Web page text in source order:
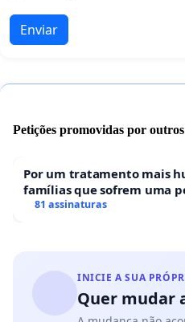
Enviar
Petições promovidas por
Por um tratamento mais
famílias que sofrem uma
hospitais portugueses
81 assinaturas
INICIE A SUA
Quer mudar